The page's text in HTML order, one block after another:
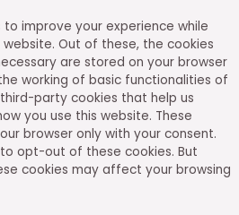
to improve your experience while
Out of these, the cookies
are stored on your browser
working of basic functionalities of
party cookies that help us
you use this website. These
browser only with your consent.
opt-out of these cookies. But
cookies may affect your browsing